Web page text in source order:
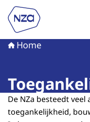
Naar de homepage
Home
De NZa besteedt
toegankelijkheid,